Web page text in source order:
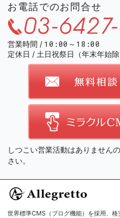
お電話でのお問合せ
営業時間 10:00～18:00
定休日 土日祝祭日 （年末年始除
しつこい営業活動はありません
さい。
世界標準CMS（ブログ機能）を採用、 格